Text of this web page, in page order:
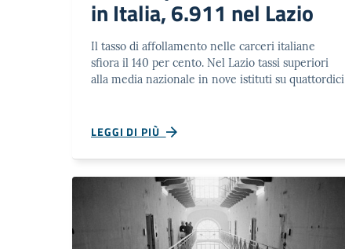
in Italia, 6.911 nel Lazio
Il tasso di affollamento nelle carceri italiane
sfiora il 140 per cento. Nel Lazio tassi superiori
alla media nazionale in nove istituti su quattordici
LEGGI DI PIÙ